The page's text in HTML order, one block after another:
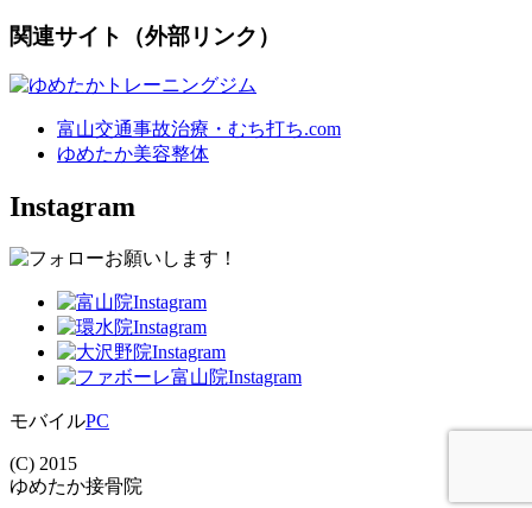
関連サイト（外部リンク）
富山交通事故治療・むち打ち.com
ゆめたか美容整体
Instagram
モバイルPC
(C) 2015
ゆめたか接骨院